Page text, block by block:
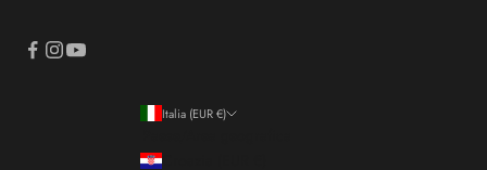
Italia (EUR €)
Croazia (EUR €)